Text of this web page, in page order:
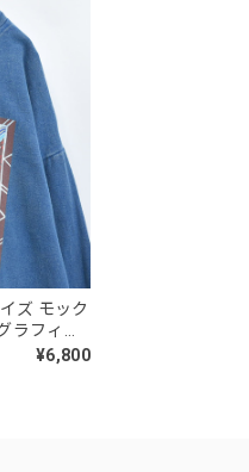
ズ モック
ラフィッ
ヴィンテ
¥6,800